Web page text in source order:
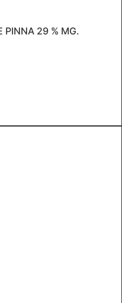
PINNA 29 % MG.